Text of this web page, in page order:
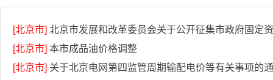
[北京市] 北京市发展和改革委员会关于公开征集市政府固定
[北京市] 本市成品油价格调整
[北京市] 关于北京电网第四监管周期输配电价等有关事项的